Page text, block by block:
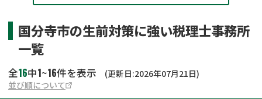
国分寺市の生前対策に強い税理士事務所
一覧
全16中1~16件を表示
(更新日:2026年07月21日)
並び順について